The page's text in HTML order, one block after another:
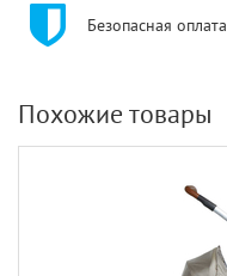
Безопасная оплата
Похожие товары